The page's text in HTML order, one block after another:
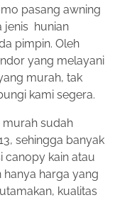
pasang awning
jenis hunian
pimpin. Oleh
yang melayani
murah, tak
kami segera.
murah sudah
sehingga banyak
canopy kain atau
harga yang
kualitas